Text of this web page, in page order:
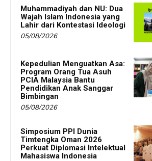
Muhammadiyah dan NU: Dua
Wajah Islam Indonesia yang
Lahir dari Kontestasi Ideologi
05/08/2026
Kepedulian Menguatkan Asa:
Program Orang Tua Asuh
PCIA Malaysia Bantu
Pendidikan Anak Sanggar
Bimbingan
05/08/2026
Simposium PPI Dunia
Timtengka Oman 2026
Perkuat Diplomasi Intelektual
Mahasiswa Indonesia